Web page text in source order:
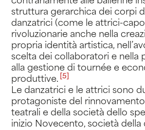
struttura gerarchica dei corpi
danzatrici (come le attrici-
rivoluzionarie anche nella
propria identità artistica,
scelta dei collaboratori e nella
alla gestione di tournée e
produttive. [5]
Le danzatrici e le attrici sono
protagoniste del
teatrali e della società dello
inizio Novecento, società della